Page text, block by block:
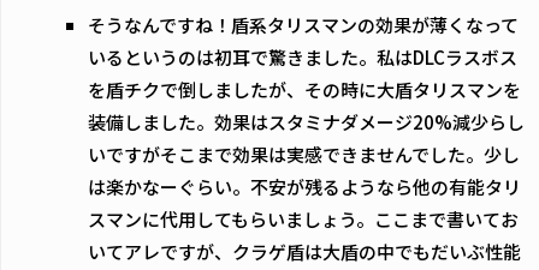
そうなんですね！盾系タリスマンの効果が薄くなって
いるというのは初耳で驚きました。私はDLCラスボス
を盾チクで倒しましたが、その時に大盾タリスマンを
装備しました。効果はスタミナダメージ20%減少らし
いですがそこまで効果は実感できませんでした。少し
は楽かなーぐらい。不安が残るようなら他の有能タリ
スマンに代用してもらいましょう。ここまで書いてお
いてアレですが、クラゲ盾は大盾の中でもだいぶ性能